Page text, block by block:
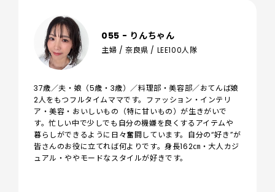
055 - りんちゃん
主婦 / 奈良県 / LEE100人隊
37歳／夫・娘（5歳・3歳）／料理部・美容部／おてんば娘
2人をもつフルタイムママです。ファッション・インテリ
ア・美容・おいしいもの（特に甘いもの）が生きがいで
す。忙しい中で少しでも自分の機嫌を良くするアイテムや
暮らしができるように日々奮闘しています。自分の“好き”が
皆さんのお役に立てれば何よりです。身長162㎝・大人カジ
ュアル・ややモードなスタイルが好きです。